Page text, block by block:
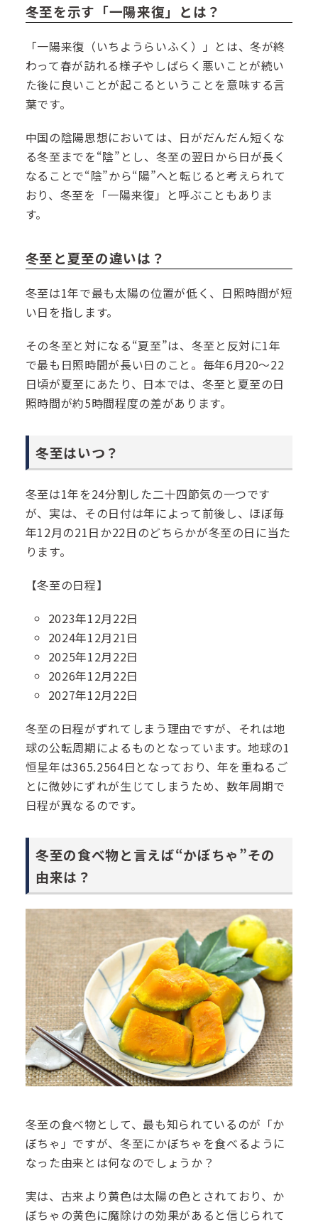
冬至を示す「一陽来復」とは？
「一陽来復（いちようらいふく）」とは、冬が終
わって春が訪れる様子やしばらく悪いことが続い
た後に良いことが起こるということを意味する言
葉です。
中国の陰陽思想においては、日がだんだん短くな
る冬至までを“陰”とし、冬至の翌日から日が長く
なることで“陰”から“陽”へと転じると考えられて
おり、冬至を「一陽来復」と呼ぶこともありま
す。
冬至と夏至の違いは？
冬至は1年で最も太陽の位置が低く、日照時間が短
い日を指します。
その冬至と対になる“夏至”は、冬至と反対に1年
で最も日照時間が長い日のこと。毎年6月20～22
日頃が夏至にあたり、日本では、冬至と夏至の日
照時間が約5時間程度の差があります。
冬至はいつ？
冬至は1年を24分割した二十四節気の一つです
が、実は、その日付は年によって前後し、ほぼ毎
年12月の21日か22日のどちらかが冬至の日に当た
ります。
【冬至の日程】
2023年12月22日
2024年12月21日
2025年12月22日
2026年12月22日
2027年12月22日
冬至の日程がずれてしまう理由ですが、それは地
球の公転周期によるものとなっています。地球の1
恒星年は365.2564日となっており、年を重ねるご
とに微妙にずれが生じてしまうため、数年周期で
日程が異なるのです。
冬至の食べ物と言えば“かぼちゃ”その
由来は？
冬至の食べ物として、最も知られているのが「か
ぼちゃ」ですが、冬至にかぼちゃを食べるように
なった由来とは何なのでしょうか？
実は、古来より黄色は太陽の色とされており、か
ぼちゃの黄色に魔除けの効果があると信じられて